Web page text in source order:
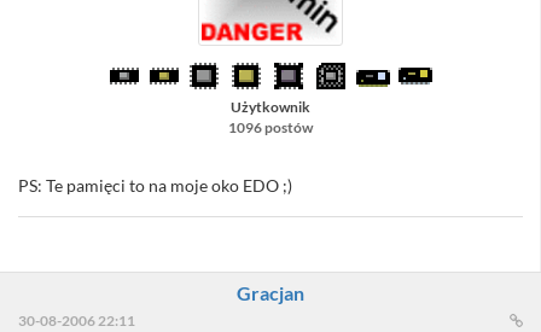
Użytkownik
1096 postów
PS: Te pamięci to na moje oko EDO ;)
Gracjan
30-08-2006 22:11